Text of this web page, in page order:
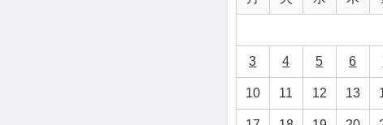
3 4 5 6
10 11 12 13